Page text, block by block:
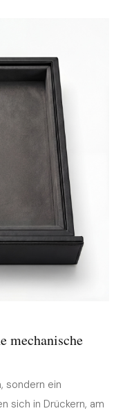
mechanische
sondern ein
sich in Drückern, am